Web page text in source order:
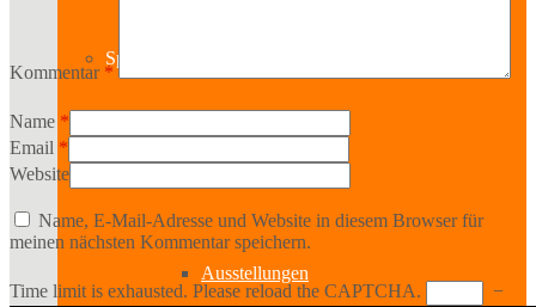
Sparten
Bildende Kunst
Ausstellungen
Kommentar *
Name *
Email *
Website
Name, E-Mail-Adresse und Website in diesem Browser für
meinen nächsten Kommentar speichern.
Time limit is exhausted. Please reload the CAPTCHA. −